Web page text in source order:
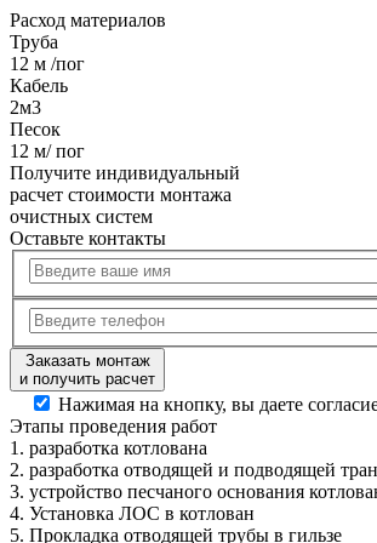
Расход материалов
Труба
12 м /пог
Кабель
2м3
Песок
12 м/ пог
Получите индивидуальный
расчет стоимости монтажа
очистных систем
Оставьте контакты
Заказать монтаж
и получить расчет
Нажимая на кнопку, вы даете
Этапы проведения работ
1. разработка котлована
2. разработка отводящей и подводящей
3. устройство песчаного основания
4. Установка ЛОС в котлован
5. Прокладка отводящей трубы в гильзе